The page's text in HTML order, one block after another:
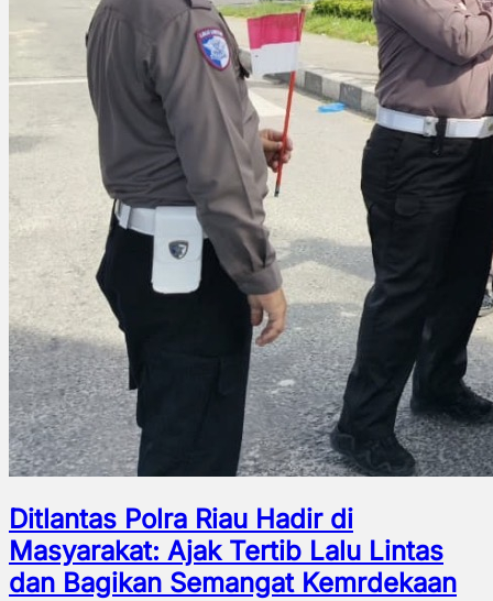
Ditlantas Polra Riau Hadir di
Masyarakat: Ajak Tertib Lalu Lintas
dan Bagikan Semangat Kemrdekaan